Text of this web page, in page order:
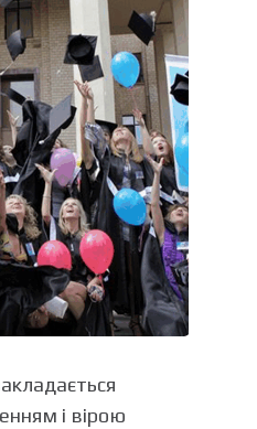
і вірою